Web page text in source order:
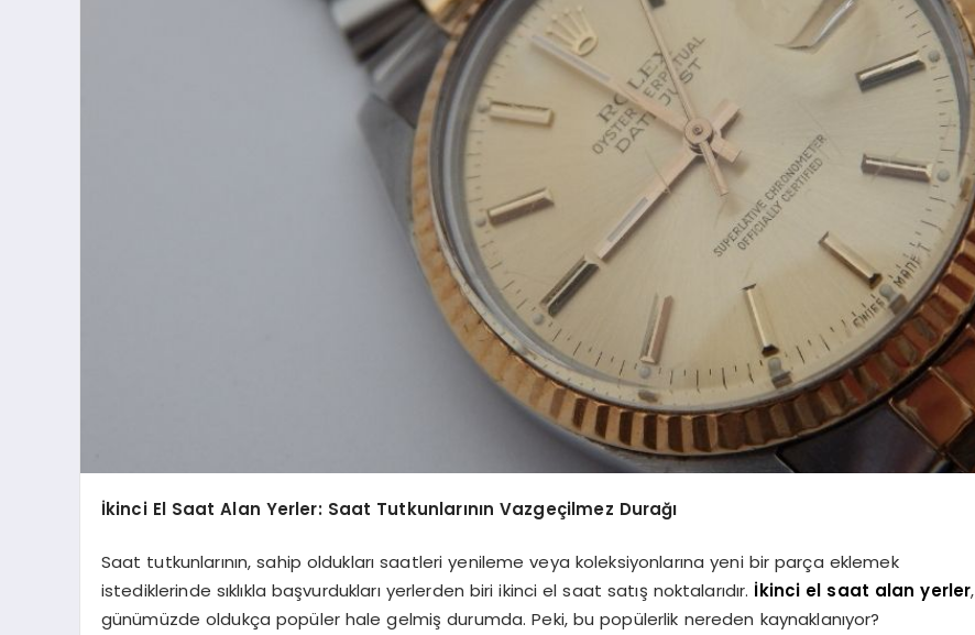
İkinci El Saat Alan Yerler: Saat Tutkunlarının Vazgeçilmez Durağı
Saat tutkunlarının, sahip oldukları saatleri yenileme veya koleksiyonlarına yeni bir parça eklemek
istediklerinde sıklıkla başvurdukları yerlerden biri ikinci el saat satış noktalarıdır. İkinci el saat alan yerler,
günümüzde oldukça popüler hale gelmiş durumda. Peki, bu popülerlik nereden kaynaklanıyor?